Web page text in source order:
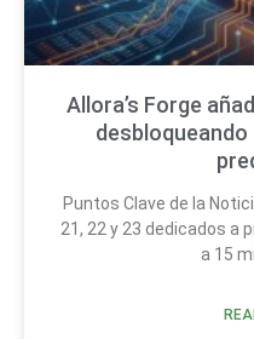
Allora’s Forge
Puntos Clave de la
21, 22 y 23 dedicados a
a 15